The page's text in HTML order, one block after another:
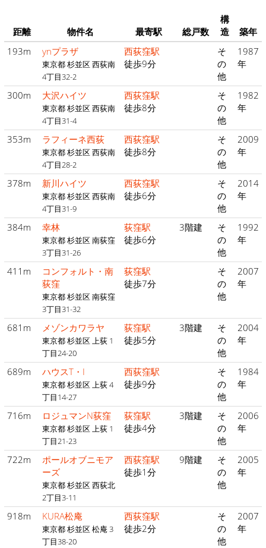
距離 物件名 最寄駅 総戸数
構
造
築年
193m
ynプラザ
東京都 杉並区 西荻南
4丁目32-2
西荻窪駅
徒歩9分
そ
の
他
1987
年
300m 大沢ハイツ
東京都 杉並区 西荻南
4丁目31-4
西荻窪駅
徒歩8分
そ
の
他
1982
年
353m ラフィーネ西荻
東京都 杉並区 西荻南
4丁目28-2
西荻窪駅
徒歩8分
そ
の
他
2009
年
378m 新川ハイツ
東京都 杉並区 西荻南
4丁目31-9
西荻窪駅
徒歩6分
そ
の
他
2014
年
384m 幸林
東京都 杉並区 南荻窪
3丁目31-26
荻窪駅
徒歩6分
3階建
そ
の
他
1992
年
411m
コンフォルト・南
荻窪
東京都 杉並区 南荻窪
3丁目31-32
荻窪駅
徒歩7分
そ
の
他
2007
年
681m メゾンカワラヤ
東京都 杉並区 上荻 1
丁目24-20
荻窪駅
徒歩5分
3階建
そ
の
他
2004
年
689m ハウスT・I
東京都 杉並区 上荻 4
丁目14-27
西荻窪駅
徒歩9分
そ
の
他
1984
年
716m ロジュマンN荻窪
東京都 杉並区 上荻 1
丁目21-23
荻窪駅
徒歩4分
3階建
そ
の
他
2006
年
722m
ポールオブニモア
ーズ
東京都 杉並区 西荻北
2丁目3-11
西荻窪駅
徒歩1分
9階建
そ
の
他
2005
年
918m KURA松庵
東京都 杉並区 松庵 3
丁目38-20
西荻窪駅
徒歩2分
そ
の
他
2007
年